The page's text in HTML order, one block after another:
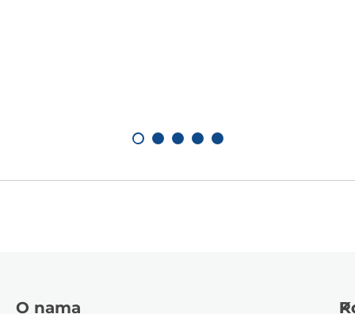
O nama